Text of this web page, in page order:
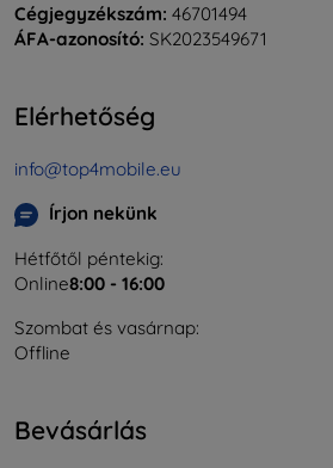
Cégjegyzékszám: 46701494
ÁFA-azonosító: SK2023549671
Elérhetőség
info@top4mobile.eu
Írjon nekünk
Hétfőtől péntekig:
Online8:00 - 16:00
Szombat és vasárnap:
Offline
Bevásárlás